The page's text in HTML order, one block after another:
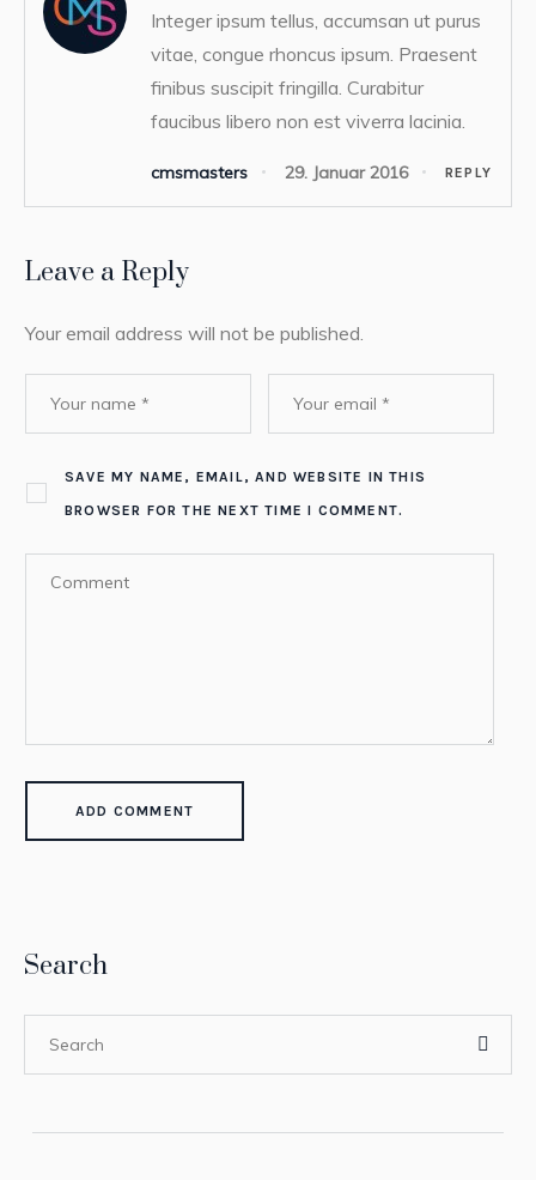
Integer ipsum tellus, accumsan ut purus
vitae, congue rhoncus ipsum. Praesent
finibus suscipit fringilla. Curabitur
faucibus libero non est viverra lacinia.
cmsmasters 29. Januar 2016 REPLY
Leave a Reply
Your email address will not be published.
SAVE MY NAME, EMAIL, AND WEBSITE IN THIS
BROWSER FOR THE NEXT TIME I COMMENT.
Search